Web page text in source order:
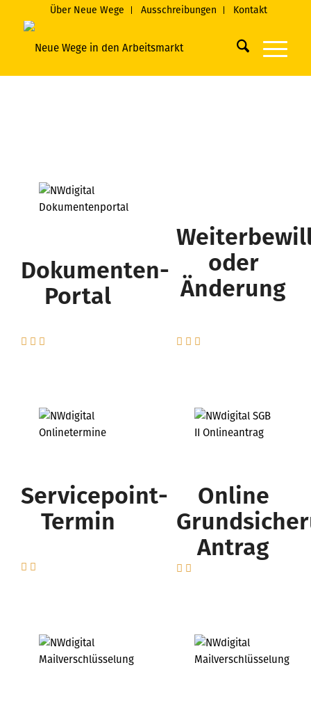
Über Neue Wege Ausschreibungen Kontakt
Dokumenten-
Portal
oder
Änderung
Servicepoint-
Termin
Online
Antrag